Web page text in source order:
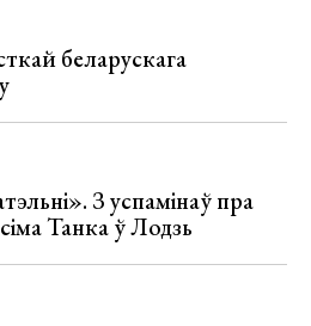
беларускага
З успамінаў пра
Танка ў Лодзь